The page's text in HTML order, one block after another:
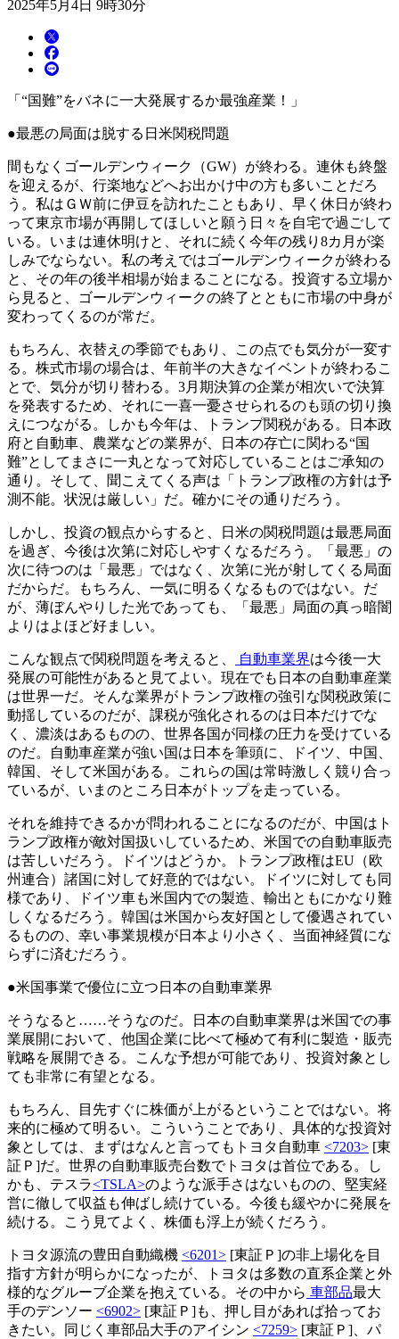
2025年5月4日 9時30分
「“国難”をバネに一大発展するか最強産業！」
●最悪の局面は脱する日米関税問題
間もなくゴールデンウィーク（GW）が終わる。連休も終盤
を迎えるが、行楽地などへお出かけ中の方も多いことだろ
う。私はＧＷ前に伊豆を訪れたこともあり、早く休日が終わ
って東京市場が再開してほしいと願う日々を自宅で過ごして
いる。いまは連休明けと、それに続く今年の残り8カ月が楽
しみでならない。私の考えではゴールデンウィークが終わる
と、その年の後半相場が始まることになる。投資する立場か
ら見ると、ゴールデンウィークの終了とともに市場の中身が
変わってくるのが常だ。
もちろん、衣替えの季節でもあり、この点でも気分が一変す
る。株式市場の場合は、年前半の大きなイベントが終わるこ
とで、気分が切り替わる。3月期決算の企業が相次いで決算
を発表するため、それに一喜一憂させられるのも頭の切り換
えにつながる。しかも今年は、トランプ関税がある。日本政
府と自動車、農業などの業界が、日本の存亡に関わる“国
難”としてまさに一丸となって対応していることはご承知の
通り。そして、聞こえてくる声は「トランプ政権の方針は予
測不能。状況は厳しい」だ。確かにその通りだろう。
しかし、投資の観点からすると、日米の関税問題は最悪局面
を過ぎ、今後は次第に対応しやすくなるだろう。「最悪」の
次に待つのは「最悪」ではなく、次第に光が射してくる局面
だからだ。もちろん、一気に明るくなるものではない。だ
が、薄ぼんやりした光であっても、「最悪」局面の真っ暗闇
よりはよほど好ましい。
こんな観点で関税問題を考えると、 自動車業界は今後一大
発展の可能性があると見てよい。現在でも日本の自動車産業
は世界一だ。そんな業界がトランプ政権の強引な関税政策に
動揺しているのだが、課税が強化されるのは日本だけでな
く、濃淡はあるものの、世界各国が同様の圧力を受けている
のだ。自動車産業が強い国は日本を筆頭に、ドイツ、中国、
韓国、そして米国がある。これらの国は常時激しく競り合っ
ているが、いまのところ日本がトップを走っている。
それを維持できるかが問われることになるのだが、中国はト
ランプ政権が敵対国扱いしているため、米国での自動車販売
は苦しいだろう。ドイツはどうか。トランプ政権はEU（欧
州連合）諸国に対して好意的ではない。ドイツに対しても同
様であり、ドイツ車も米国内での製造、輸出ともにかなり難
しくなるだろう。韓国は米国から友好国として優遇されてい
るものの、幸い事業規模が日本より小さく、当面神経質にな
らずに済むだろう。
●米国事業で優位に立つ日本の自動車業界
そうなると……そうなのだ。日本の自動車業界は米国での事
業展開において、他国企業に比べて極めて有利に製造・販売
戦略を展開できる。こんな予想が可能であり、投資対象とし
ても非常に有望となる。
もちろん、目先すぐに株価が上がるということではない。将
来的に極めて明るい。こういうことであり、具体的な投資対
象としては、まずはなんと言ってもトヨタ自動車 <7203> [東
証Ｐ]だ。世界の自動車販売台数でトヨタは首位である。し
かも、テスラ<TSLA>のような派手さはないものの、堅実経
営に徹して収益も伸ばし続けている。今後も緩やかに発展を
続ける。こう見てよく、株価も浮上が続くだろう。
トヨタ源流の豊田自動織機 <6201> [東証Ｐ]の非上場化を目
指す方針が明らかになったが、トヨタは多数の直系企業と外
様的なグルーブ企業を抱えている。その中から 車部品最大
手のデンソー <6902> [東証Ｐ]も、押し目があれば拾ってお
きたい。同じく車部品大手のアイシン <7259> [東証Ｐ]、パ